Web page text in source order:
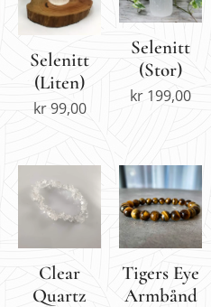
Selenitt
(Liten)
kr99,00
Selenitt
(Stor)
kr 199,00
Clear
Quartz
Tigers Eye
Armbånd